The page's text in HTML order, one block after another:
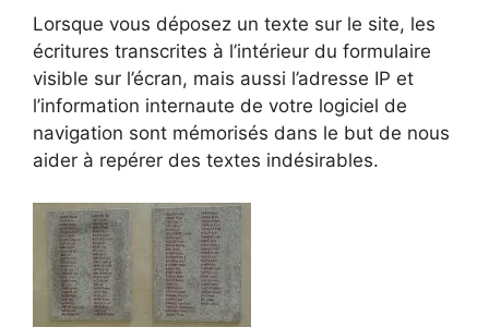
Lorsque vous déposez un texte sur le site, les
écritures transcrites à l’intérieur du formulaire
visible sur l’écran, mais aussi l’adresse IP et
l’information internaute de votre logiciel de
navigation sont mémorisés dans le but de nous
aider à repérer des textes indésirables.